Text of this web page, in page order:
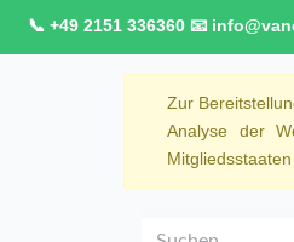
📞 +49 2151 336360 📧
Zur
Analyse der